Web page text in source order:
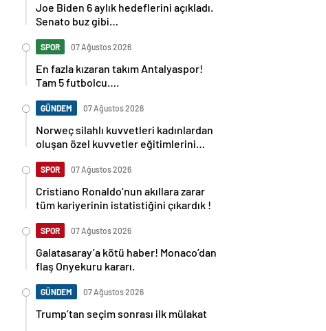
Joe Biden 6 aylık hedeflerini açıkladı.
Senato buz gibi…
SPOR 07 Ağustos 2026
En fazla kızaran takım Antalyaspor!
Tam 5 futbolcu….
GÜNDEM 07 Ağustos 2026
Norweç silahlı kuvvetleri kadınlardan
oluşan özel kuvvetler eğitimlerini
SPOR 07 Ağustos 2026
Cristiano Ronaldo’nun akıllara zarar
tüm kariyerinin istatistiğini çıkardık !
SPOR 07 Ağustos 2026
Galatasaray’a kötü haber! Monaco’dan
flaş Onyekuru kararı.
GÜNDEM 07 Ağustos 2026
Trump’tan seçim sonrası ilk mülakat